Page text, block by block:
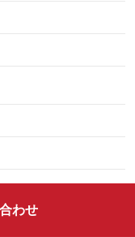
わせ